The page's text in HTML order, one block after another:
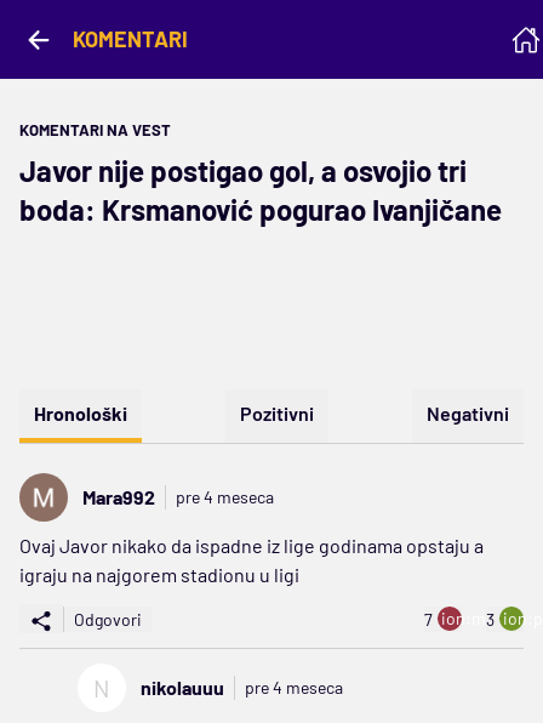
KOMENTARI
KOMENTARI NA VEST
Javor nije postigao gol, a osvojio tri
boda: Krsmanović pogurao Ivanjičane
Hronološki Pozitivni Negativni
Mara992 pre 4 meseca
Ovaj Javor nikako da ispadne iz lige godinama opstaju a
igraju na najgorem stadionu u ligi
Odgovori 7 ion:minus
3
N nikolauuu pre 4 meseca